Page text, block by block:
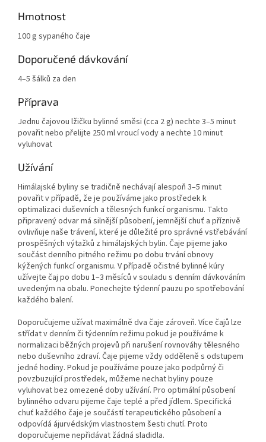
Hmotnost
100 g sypaného čaje
Doporučené dávkování
4–5 šálků za den
Příprava
Jednu čajovou lžičku bylinné směsi (cca 2 g) nechte 3–5 minut
povařit nebo přelijte 250 ml vroucí vody a nechte 10 minut
vyluhovat
Užívání
Himálajské byliny se tradičně nechávají alespoň 3–5 minut
povařit v případě, že je používáme jako prostředek k
optimalizaci duševních a tělesných funkcí organismu. Takto
připravený odvar má silnější působení, jemnější chuť a příznivě
ovlivňuje naše trávení, které je důležité pro správné vstřebávání
prospěšných výtažků z himálajských bylin. Čaje pijeme jako
součást denního pitného režimu po dobu trvání obnovy
kýžených funkcí organismu. V případě očistné bylinné kúry
užívejte čaj po dobu 1–3 měsíců v souladu s denním dávkováním
uvedeným na obalu. Ponechejte týdenní pauzu po spotřebování
každého balení.
Doporučujeme užívat maximálně dva čaje zároveň. Více čajů lze
střídat v denním či týdenním režimu pokud je používáme k
normalizaci běžných projevů při narušení rovnováhy tělesného
nebo duševního zdraví. Čaje pijeme vždy odděleně s odstupem
jedné hodiny. Pokud je používáme pouze jako podpůrný či
povzbuzující prostředek, můžeme nechat byliny pouze
vyluhovat bez omezené doby užívání. Pro optimální působení
bylinného odvaru pijeme čaje teplé a před jídlem. Specifická
chuť každého čaje je součástí terapeutického působení a
odpovídá ájurvédským vlastnostem šesti chutí. Proto
doporučujeme nepřidávat žádná sladidla.